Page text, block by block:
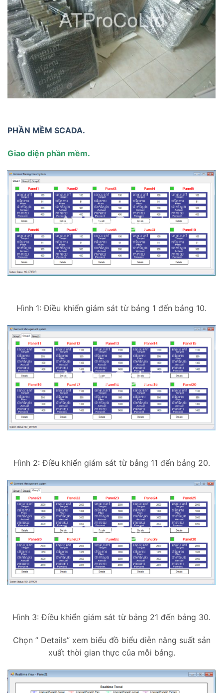
PHẦN MỀM SCADA.
Giao diện phần mềm.
Hình 1: Điều khiển giám sát từ bảng 1 đến bảng 10.
Hình 2: Điều khiển giám sát từ bảng 11 đến bảng 20.
Hình 3: Điều khiển giám sát từ bảng 21 đến bảng 30.
Chọn ” Details” xem biểu đồ biểu diễn năng suất sản
xuất thời gian thực của mỗi bảng.